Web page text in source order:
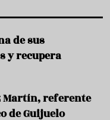
de sus
y recupera
Martín, referente
de Guijuelo